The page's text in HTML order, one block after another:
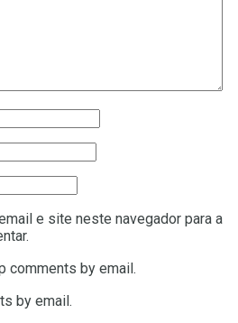
e site neste navegador para a
comments by email.
by email.